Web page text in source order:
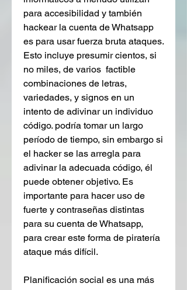
para accesibilidad y también
hackear la cuenta de Whatsapp
es para usar fuerza bruta ataques.
Esto incluye presumir cientos, si
no miles, de varios  factible
combinaciones de letras,
variedades, y signos en un
intento de adivinar un individuo
código. podría tomar un largo
período de tiempo, sin embargo si
el hacker se las arregla para
adivinar la adecuada código, él
puede obtener objetivo. Es
importante para hacer uso de
fuerte y contraseñas distintas
para su cuenta de Whatsapp,
para crear este forma de piratería
ataque más difícil.
Planificación social es una más